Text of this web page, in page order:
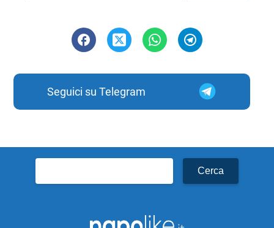
Seguici su Telegram
per: